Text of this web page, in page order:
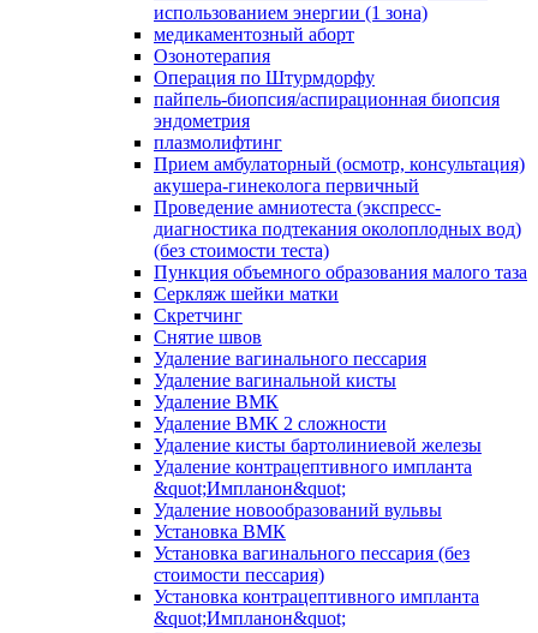
использованием энергии (1 зона)
медикаментозный аборт
Озонотерапия
Операция по Штурмдорфу
пайпель-биопсия/аспирационная биопсия
эндометрия
плазмолифтинг
Прием амбулаторный (осмотр, консультация)
акушера-гинеколога первичный
Проведение амниотеста (экспресс-
диагностика подтекания околоплодных вод)
(без стоимости теста)
Пункция объемного образования малого таза
Серкляж шейки матки
Скретчинг
Снятие швов
Удаление вагинального пессария
Удаление вагинальной кисты
Удаление ВМК
Удаление ВМК 2 сложности
Удаление кисты бартолиниевой железы
Удаление контрацептивного импланта
&quot;Импланон&quot;
Удаление новообразований вульвы
Установка ВМК
Установка вагинального пессария (без
стоимости пессария)
Установка контрацептивного импланта
&quot;Импланон&quot;